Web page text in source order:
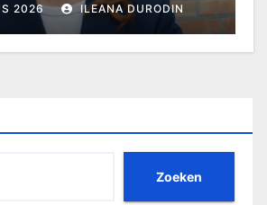
2026 ILEANA DURODIN
Zoeken